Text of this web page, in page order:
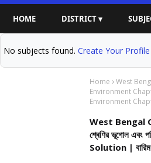
HOME DISTRICT ▾
No subjects found. Create Your Profile
Home West
Environment
Environment
West Bengal
শ্ৰেণির ভূগোল
Solution |